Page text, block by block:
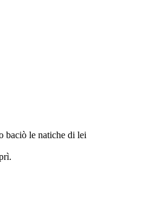
baciò le natiche di lei